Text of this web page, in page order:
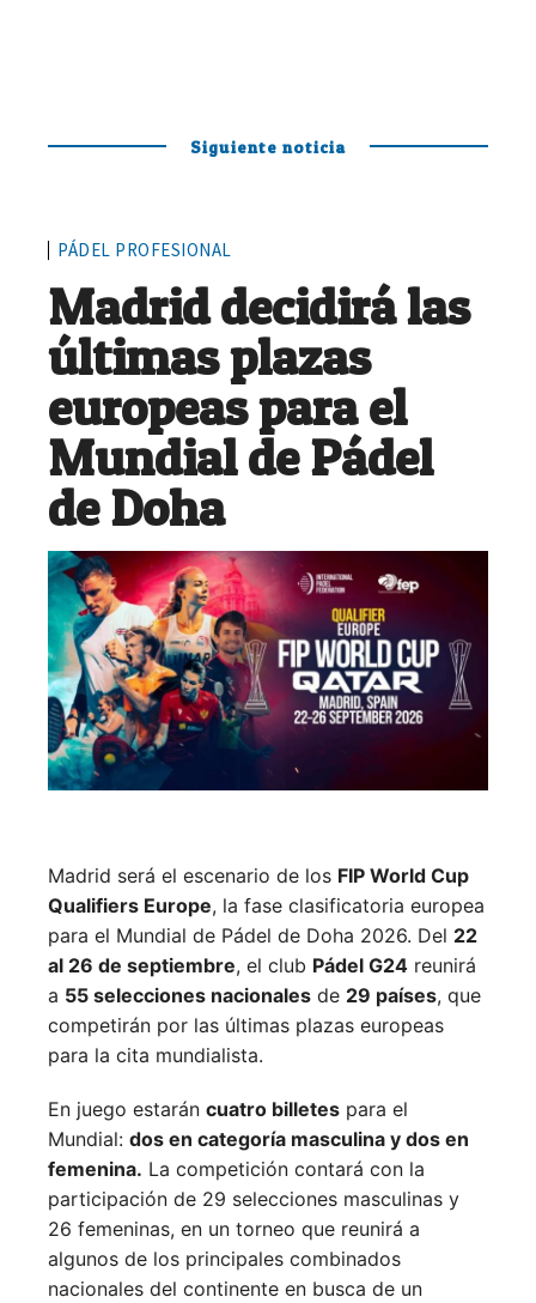
Siguiente noticia
PÁDEL PROFESIONAL
Madrid decidirá las
últimas plazas
europeas para el
Mundial de Pádel
de Doha
Madrid será el escenario de los FIP World Cup
Qualifiers Europe, la fase clasificatoria europea
para el Mundial de Pádel de Doha 2026. Del 22
al 26 de septiembre, el club Pádel G24 reunirá
a 55 selecciones nacionales de 29 países, que
competirán por las últimas plazas europeas
para la cita mundialista.
En juego estarán cuatro billetes para el
Mundial: dos en categoría masculina y dos en
femenina. La competición contará con la
participación de 29 selecciones masculinas y
26 femeninas, en un torneo que reunirá a
algunos de los principales combinados
nacionales del continente en busca de un